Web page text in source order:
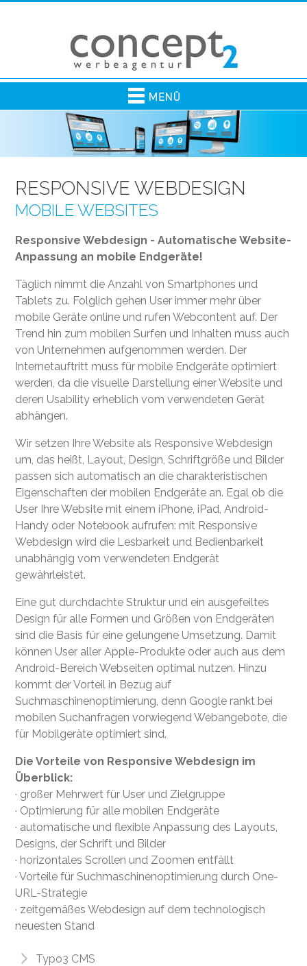
RESPONSIVE WEBDESIGN
MOBILE WEBSITES
Responsive Webdesign - Automatische Website-
Anpassung an mobile Endgeräte!
Täglich nimmt die Anzahl von Smartphones und
Tablets zu. Folglich gehen User immer mehr über
mobile Geräte online und rufen Webcontent auf. Der
Trend hin zum mobilen Surfen und Inhalten muss auch
von Unternehmen aufgenommen werden. Der
Internetauftritt muss für mobile Endgeräte optimiert
werden, da die visuelle Darstellung einer Website und
deren Usability erheblich vom verwendeten Gerät
abhängen.
Wir setzen Ihre Website als Responsive Webdesign
um, das heißt, Layout, Design, Schriftgröße und Bilder
passen sich automatisch an die charakteristischen
Eigenschaften der mobilen Endgeräte an. Egal ob die
User Ihre Website mit einem iPhone, iPad, Android-
Handy oder Notebook aufrufen: mit Responsive
Webdesign wird die Lesbarkeit und Bedienbarkeit
unabhängig vom verwendeten Endgerät
gewährleistet.
Eine gut durchdachte Struktur und ein ausgefeiltes
Design für alle Formen und Größen von Endgeräten
sind die Basis für eine gelungene Umsetzung. Damit
können User aller Apple-Produkte oder auch aus dem
Android-Bereich Webseiten optimal nutzen. Hinzu
kommt der Vorteil in Bezug auf
Suchmaschinenoptimierung, denn Google rankt bei
mobilen Suchanfragen vorwiegend Webangebote, die
für Mobilgeräte optimiert sind.
Die Vorteile von Responsive Webdesign im
Überblick:
· großer Mehrwert für User und Zielgruppe
· Optimierung für alle mobilen Endgeräte
· automatische und flexible Anpassung des Layouts,
Designs, der Schrift und Bilder
· horizontales Scrollen und Zoomen entfällt
· Vorteile für Suchmaschinenoptimierung durch One-
URL-Strategie
· zeitgemäßes Webdesign auf dem technologisch
neuesten Stand
Typo3 CMS